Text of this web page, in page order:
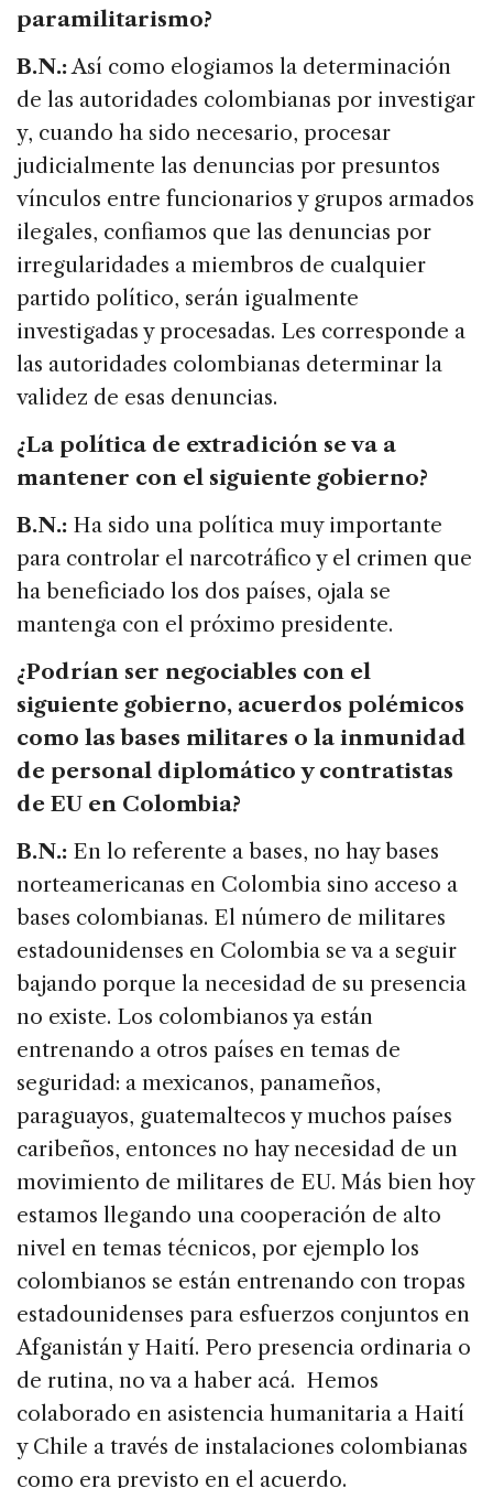
paramilitarismo?
B.N.:Así como elogiamos la determinación
de las autoridades colombianas por investigar
y, cuando ha sido necesario, procesar
judicialmente las denuncias por presuntos
vínculos entre funcionarios y grupos armados
ilegales, confiamos que las denuncias por
irregularidades a miembros de cualquier
partido político, serán igualmente
investigadas y procesadas. Les corresponde a
las autoridades colombianas determinar la
validez de esas denuncias.
¿La política de extradición se va a
mantener con el siguiente gobierno?
B.N.: Ha sido una política muy importante
para controlar el narcotráfico y el crimen que
ha beneficiado los dos países, ojala se
mantenga con el próximo presidente.
¿Podrían ser negociables con el
siguiente gobierno, acuerdos polémicos
como las bases militares o la inmunidad
de personal diplomático y contratistas
de EU en Colombia?
B.N.: En lo referente a bases, no hay bases
norteamericanas en Colombia sino acceso a
bases colombianas. El número de militares
estadounidenses en Colombia se va a seguir
bajando porque la necesidad de su presencia
no existe. Los colombianos ya están
entrenando a otros países en temas de
seguridad: a mexicanos, panameños,
paraguayos, guatemaltecos y muchos países
caribeños, entonces no hay necesidad de un
movimiento de militares de EU. Más bien hoy
estamos llegando una cooperación de alto
nivel en temas técnicos, por ejemplo los
colombianos se están entrenando con tropas
estadounidenses para esfuerzos conjuntos en
Afganistán y Haití. Pero presencia ordinaria o
de rutina, no va a haber acá. Hemos
colaborado en asistencia humanitaria a Haití
y Chile a través de instalaciones colombianas
como era previsto en el acuerdo.